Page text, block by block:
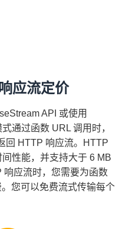
= 0.73 USD
算费用：
= 21.78 USD
* 0.2 USD/M =
应流定价
API 或使用
通过函数 URL 调用时，
回 HTTP 响应流。HTTP
性能，并支持大于 6 MB
响应流时，您需要为函数
您可以免费流式传输每个